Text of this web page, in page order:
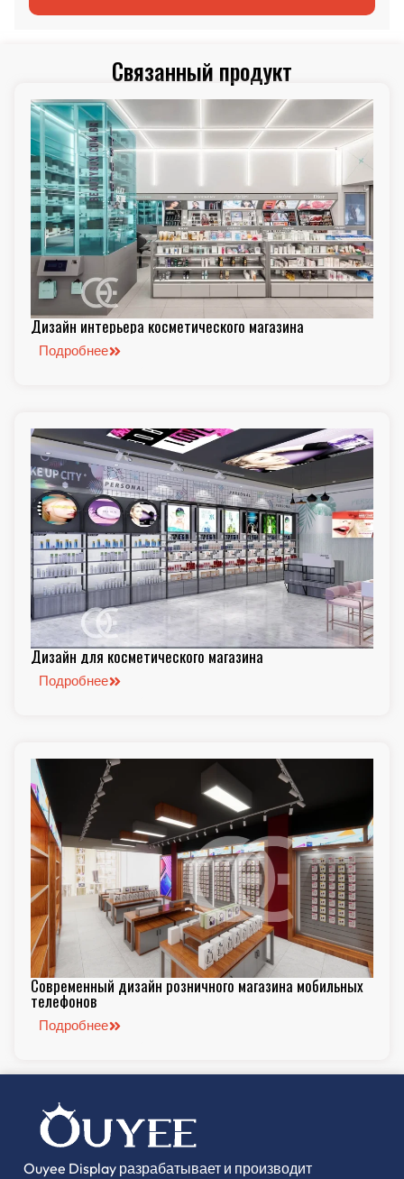
Связанный продукт
Дизайн интерьера косметического магазина
Подробнее
Дизайн для косметического магазина
Подробнее
Современный дизайн розничного магазина мобильных
телефонов
Подробнее
Ouyee Display разрабатывает и производит